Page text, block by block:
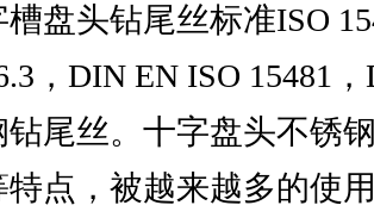
盘头钻尾丝标准ISO
，DIN EN ISO 15481
尾丝。十字盘头不锈
点，被越来越多的使